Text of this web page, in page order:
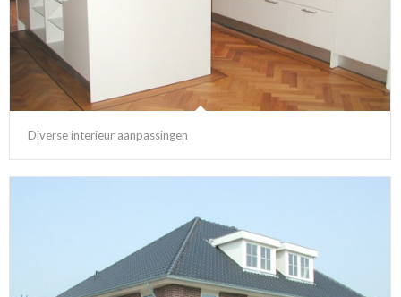
Diverse interieur aanpassingen